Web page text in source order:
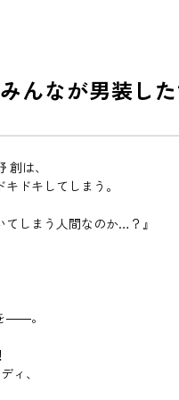
んなが男装し
は、
ドキしてしまう。
てしまう人間なのか…？』
――。
ィ、